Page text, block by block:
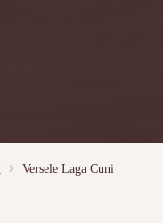
Versele Laga Cuni